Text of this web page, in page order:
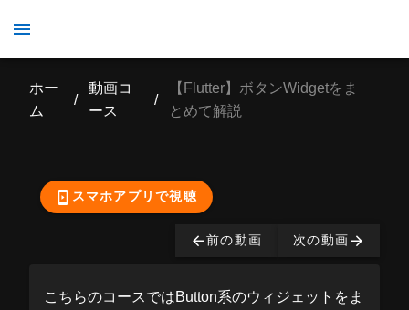
ホー
ム
/
動画コ
ース
/
【Flutter】ボタンWidgetをま
とめて解説
ここから先の視聴は有
購入する
スマホアプリで視聴
前の動画 次の動画
こちらのコースではButton系のウィジェットをま